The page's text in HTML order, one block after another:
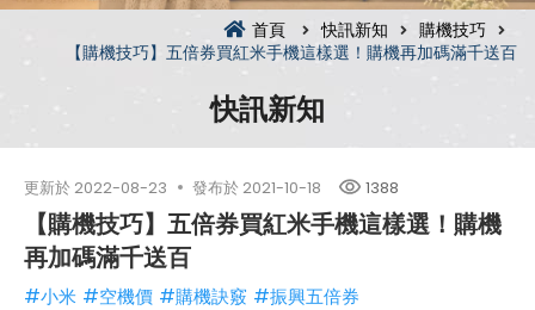
首頁 快訊新知
購機技巧
【購機技巧】五倍券買紅米手機這樣選！購機再加碼滿千送百
快訊新知
更新於 2022-08-23 發布於 2021-10-18 1388
【購機技巧】五倍券買紅米手機這樣選！購機
再加碼滿千送百
#小米 #空機價 #購機訣竅 #振興五倍券